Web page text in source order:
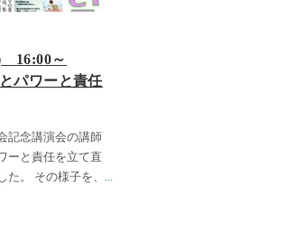
16:00～
パワーと責任
記念講演会の講師
ーと責任を立て直
。 その様子を、 ...